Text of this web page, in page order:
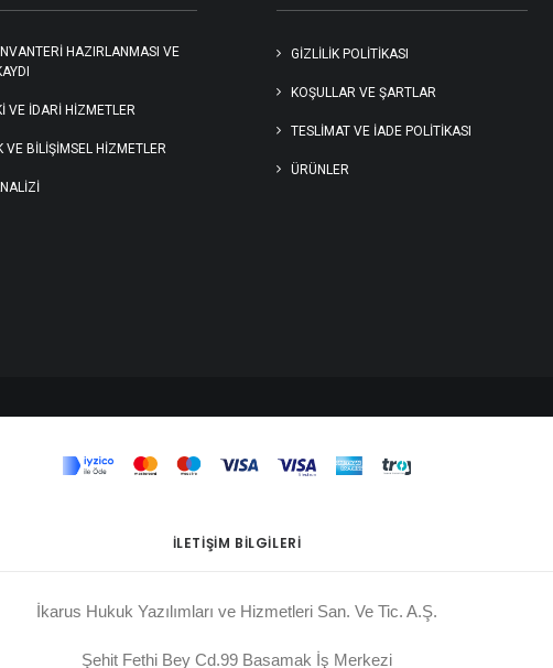
HAZIRLANMASI VE
VE İDARİ HİZMETLER
VE BİLİŞİMSEL HİZMETLER
GIZLILIK POLITIKASI
KOŞULLAR VE ŞARTLAR
TESLIMAT VE İADE POLITIKASI
ÜRÜNLER
İLETIŞIM BILGILERI
İkarus Hukuk Yazılımları ve Hizmetleri San. Ve Tic. A.Ş.
Şehit Fethi Bey Cd.99 Basamak İş Merkezi